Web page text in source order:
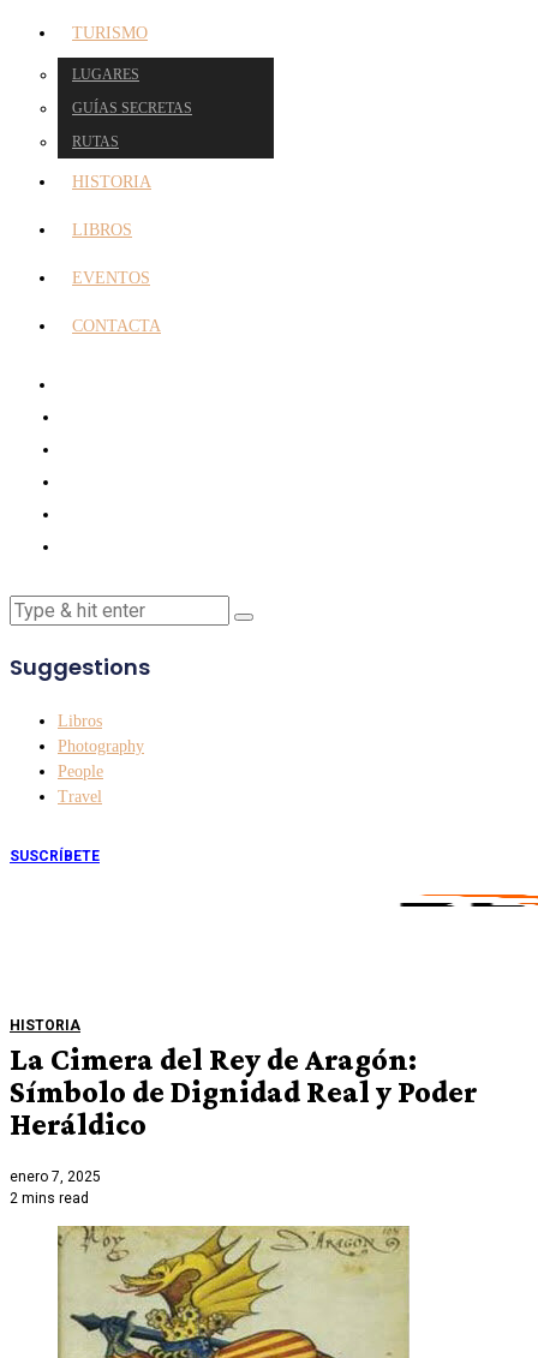
TURISMO
LUGARES
GUÍAS SECRETAS
RUTAS
HISTORIA
LIBROS
EVENTOS
CONTACTA
Suggestions
Libros
Photography
People
Travel
SUSCRÍBETE
HISTORIA
La Cimera del Rey de Aragón:
Símbolo de Dignidad Real y Poder
Heráldico
enero 7, 2025
2 mins read